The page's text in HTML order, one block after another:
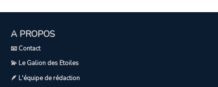
A PROPOS
📧 Contact
💫 Le Galion des Etoiles
🪶 L'équipe de rédaction